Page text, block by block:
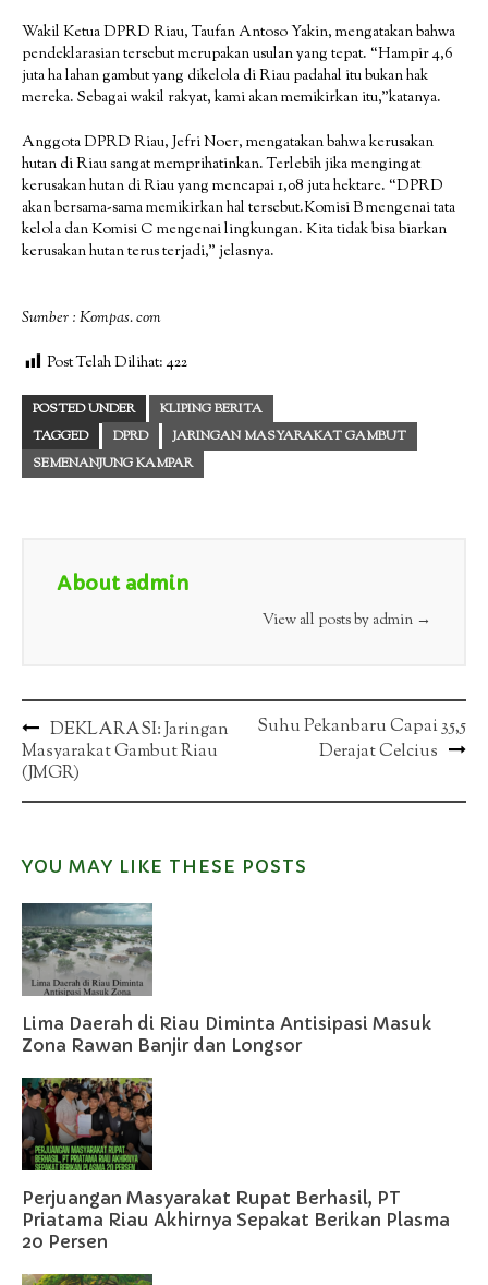
Wakil Ketua DPRD Riau, Taufan Antoso Yakin, mengatakan bahwa
pendeklarasian tersebut merupakan usulan yang tepat. “Hampir 4,6
juta ha lahan gambut yang dikelola di Riau padahal itu bukan hak
mereka. Sebagai wakil rakyat, kami akan memikirkan itu,”katanya.
Anggota DPRD Riau, Jefri Noer, mengatakan bahwa kerusakan
hutan di Riau sangat memprihatinkan. Terlebih jika mengingat
kerusakan hutan di Riau yang mencapai 1,08 juta hektare. “DPRD
akan bersama-sama memikirkan hal tersebut.Komisi B mengenai tata
kelola dan Komisi C mengenai lingkungan. Kita tidak bisa biarkan
kerusakan hutan terus terjadi,” jelasnya.
Sumber : Kompas. com
Post Telah Dilihat: 422
POSTED UNDER
KLIPING BERITA
TAGGED
DPRD
JARINGAN MASYARAKAT GAMBUT
SEMENANJUNG KAMPAR
About admin
View all posts by admin →
Post
navigation
DEKLARASI: Jaringan
Masyarakat Gambut Riau
(JMGR)
Suhu Pekanbaru Capai 35,5
Derajat Celcius
YOU MAY LIKE THESE POSTS
Lima Daerah di Riau Diminta Antisipasi Masuk
Zona Rawan Banjir dan Longsor
Perjuangan Masyarakat Rupat Berhasil, PT
Priatama Riau Akhirnya Sepakat Berikan Plasma
20 Persen